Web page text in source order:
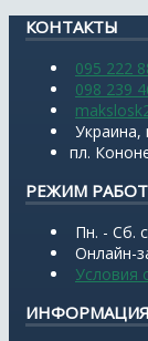
КОНТАКТЫ
095 222
098 239
Украина,
пл.
РЕЖИМ
Пн. - Сб.
Онлайн-
Условия
ИНФОРМАЦИЯ